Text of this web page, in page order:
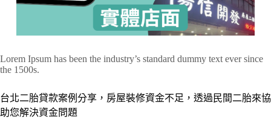
Lorem Ipsum has been the industry’s standard dummy text ever since
the 1500s.
台北二胎貸款案例分享，房屋裝修資金不足，透過民間二胎來協
助您解決資金問題